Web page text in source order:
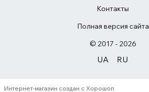
Контакты
Полная версия сайта
© 2017 - 2026
UA RU
Интернет-магазин создан с Хорошоп